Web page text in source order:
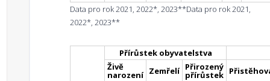
Data pro rok 2021, 2022*, 2023**Data pro rok 2021,
2022*, 2023**
Přírůstek obyvatelstva
Živě
narození Zemřelí Přirozený
přírůstek